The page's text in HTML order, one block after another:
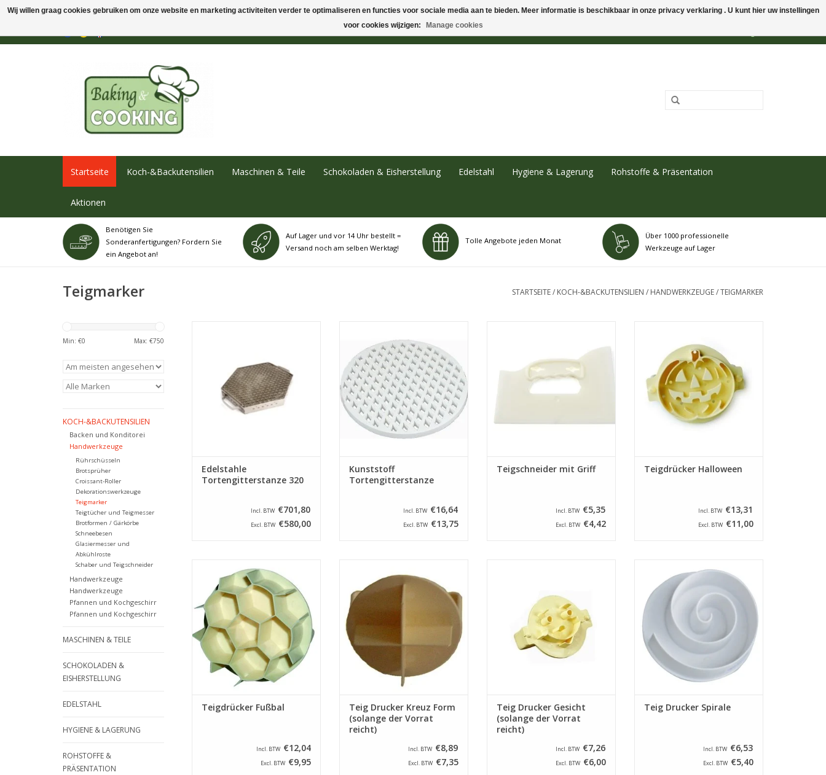
Startseite Koch-&Backutensilien Maschinen & Teile Schokoladen & Eisherstellung Edelstahl Hygiene & Lagerung Rohstoffe & Präsentation
Aktionen
Benötigen Sie
Sonderanfertigungen? Fordern Sie
ein Angebot an!
Auf Lager und vor 14 Uhr bestellt =
Versand noch am selben Werktag!
Tolle Angebote jeden Monat
Über 1000 professionelle
Werkzeuge auf Lager
Teigmarker STARTSEITE/ KOCH-&BACKUTENSILIEN / HANDWERKZEUGE/TEIGMARKER
Min: €0 Max: €750
KOCH-&BACKUTENSILIEN
Backen und Konditorei
Handwerkzeuge
Rührschüsseln
Brotsprüher
Croissant-Roller
Dekorationswerkzeuge
Teigmarker
Teigtücher und Teigmesser
Brotformen / Gärkörbe
Schneebesen
Glasiermesser und
Abkühlroste
Schaber und Teigschneider
Handwerkzeuge
Handwerkzeuge
Pfannen und Kochgeschirr
Pfannen und Kochgeschirr
MASCHINEN & TEILE
SCHOKOLADEN &
EISHERSTELLUNG
EDELSTAHL
HYGIENE & LAGERUNG
ROHSTOFFE &
PRÄSENTATION
Apfelkuchen herzustellen. Der
Würfel ist mit einem
Federmechanismus und zwei
Griffen ausgestattet. Der
Durchmesser beträgt 320 mm.
Edelstahle
Tortengitterstanze 320
Incl. BTW €701,80
Excl. BTW €580,00
Tortengitterstanze können Sie
ganz einfach ein schönes Gitter
für Ihren Kuchen oder
Apfelkuchen machen. Mit idealem
Push-Out-gitter. Durchmesser
300 mm. und ist
Geschirrspülerfest.
ZUM WARENKORB HINZUFÜGEN
Kunststoff
Tortengitterstanze
Incl. BTW €16,64
Excl. BTW €13,75
ZUM WARENKORB HINZUFÜGEN
Teigschneider mit Griff
Incl. BTW €5,35
Excl. BTW €4,42
Form eines Halloween Kürbis.
ZUM WARENKORB HINZUFÜGEN
Teigdrücker Halloween
Incl. BTW €13,31
Excl. BTW €11,00
elfenbeinfarbenem Kunststoff mit
dem Bild eines Fußballs.
Durchmesser 80 mm
ZUM WARENKORB HINZUFÜGEN
Teigdrücker Fußbal
Incl. BTW €12,04
Excl. BTW €9,95
zeichen mit ein durchmesser von
65 mm.
ZUM WARENKORB HINZUFÜGEN
Teig Drucker Kreuz Form
(solange der Vorrat
reicht)
Incl. BTW €8,89
Excl. BTW €7,35
ZUM WARENKORB HINZUFÜGEN
Teig Drucker Gesicht
(solange der Vorrat
reicht)
Incl. BTW €7,26
Excl. BTW €6,00
mit ein durchmesser von 80 mm.
ZUM WARENKORB HINZUFÜGEN
Teig Drucker Spirale
Incl. BTW €6,53
Excl. BTW €5,40
Wij willen graag cookies gebruiken om onze website en marketing activiteiten verder te optimaliseren en functies voor sociale media aan te bieden. Meer informatie is beschikbaar in onze privacy verklaring . U kunt hier uw instellingen
voor cookies wijzigen:
Manage cookies